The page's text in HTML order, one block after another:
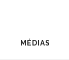
MÉDIAS